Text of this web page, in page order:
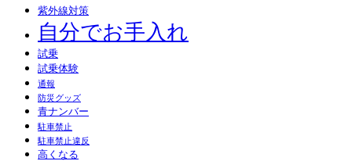
紫外線対策
自分でお手入れ
試乗
試乗体験
通報
防災グッズ
青ナンバー
駐車禁止
駐車禁止違反
高くなる